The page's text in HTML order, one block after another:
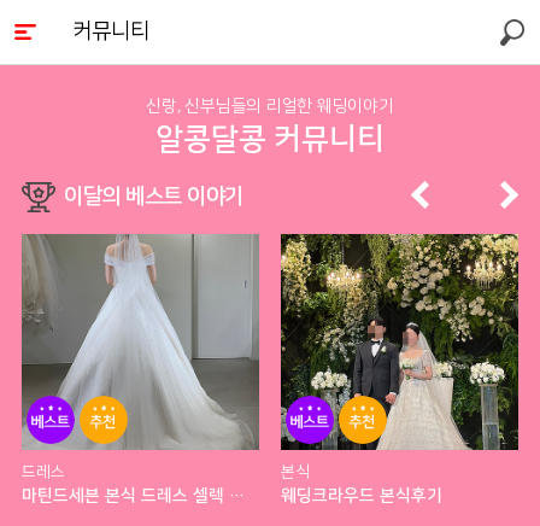
커뮤니티 검색
신랑, 신부님들의 리얼한 웨딩이야기
알콩달콩 커뮤니티
이달의 베스트 이야기
베스
트
추천
드레스
마틴드세븐 본식 드레스 셀렉 후기
베스
트
추천
본식
웨딩크라우드 본식후기